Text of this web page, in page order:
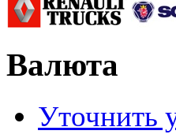
Валюта
Уточнить